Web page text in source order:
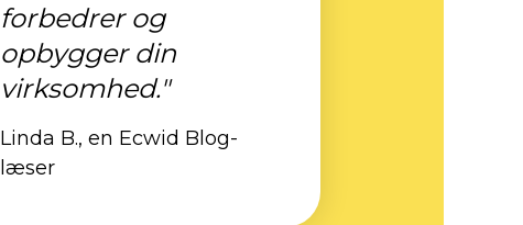
forbedrer og
opbygger din
virksomhed."
Linda B., en Ecwid Blog-
læser